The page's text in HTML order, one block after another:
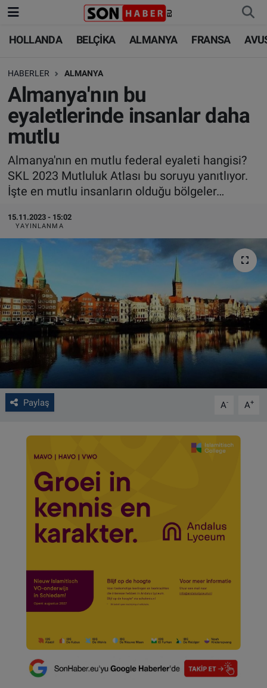
HOLLANDA BELÇİKA ALMANYA FRANSA
HABERLER ALMANYA
Almanya'nın bu
eyaletlerinde insanlar daha
mutlu
Almanya'nın en mutlu federal eyaleti hangisi?
SKL 2023 Mutluluk Atlası bu soruyu yanıtlıyor.
İşte en mutlu insanların olduğu bölgeler…
15.11.2023 - 15:02
YAYINLANMA
Paylaş A- A+
HOLLANDA
BELÇİKA
ALMANYA
FRANSA
AVUSTURYA
SAĞLIK - YAŞAM
BİLİM-TEKNOLOJİ
HOLLANDA
BELÇİKA
ALMANYA
TÜRKİYE
DÜNYA
BİLİM-TEKNOLOJİ
SAĞLIK
VIDEO GALERİ
ALGEMENE VOORWAARDEN
CONTACT
Nöbetçi Eczaneler
Hava Durumu
Trafik Durumu
Süper Lig Puan Durumu ve Fikstür
Tüm Manşetler
Son Dakika Haberleri
Haber Arşivi